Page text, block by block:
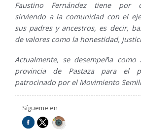
Faustino Fernández tiene por
sirviendo a la comunidad con el
sus padres y ancestros, es decir,
de valores como la honestidad,
Actualmente, se desempeña
provincia de Pastaza para el
patrocinado por el Movimiento
Sígueme en